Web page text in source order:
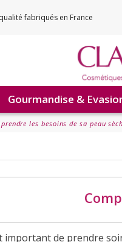
fabriqués en France
Gourmandise &
les besoins de sa peau
important de prendre